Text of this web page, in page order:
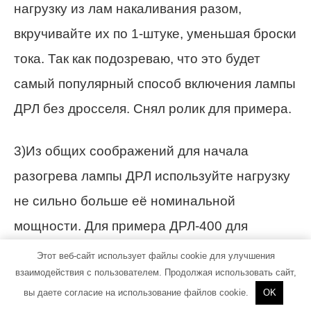
нагрузку из лам накаливания разом,
вкручивайте их по 1-штуке, уменьшая броски
тока. Так как подозреваю, что это будет
самый популярный способ включения лампы
ДРЛ без дросселя. Снял ролик для примера.
3)Из общих соображений для начала
разогрева лампы ДРЛ используйте нагрузку
не сильно больше её номинальной
мощности. Для примера ДРЛ-400 для
прогрева используйте 300-400ват.
Таблица для разных ламп:
Этот веб-сайт использует файлы cookie для улучшения
взаимодействия с пользователем. Продолжая использовать сайт,
вы даете согласие на использование файлов cookie.
OK